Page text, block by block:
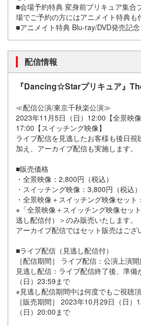
■会場予約特典 変身前プリキュア集合
場でご予約の方にはアニメイト特典も
■アニメイト特典 Blu-ray/DVD発売記
配信情報
『Dancing☆Starプリキュア』
≪配信公演/東京千秋楽公演≫
2023年11月5日（日）12:00【全景映
17:00【スイッチング映像】
ライブ配信を見逃したお客様も後日視
加え、アーカイブ配信も実施します。
■販売価格
・全景映像：2,800円（税込）
・スイッチング映像：3,800円（税込）
・全景映像＋スイッチング映像セット
※「全景映像＋スイッチング映像セッ
逃し配信付）＞のみ販売いたします。
アーカイブ配信ではセット販売はござ
■ライブ配信（見逃し配信付）
［配信期間］ ライブ配信：公演上演
見逃し配信：ライブ配信終了後、準備
（日）23:59まで
※見逃し配信期間中は何度でもご視聴頂
［販売期間］ 2023年10月29日（日）
（日）20:00まで